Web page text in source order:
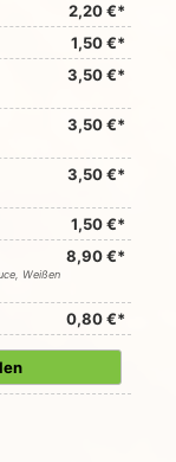
2,20 €*
1,50 €*
3,50 €*
3,50 €*
3,50 €*
1,50 €*
8,90 €*
Weißen
0,80 €*